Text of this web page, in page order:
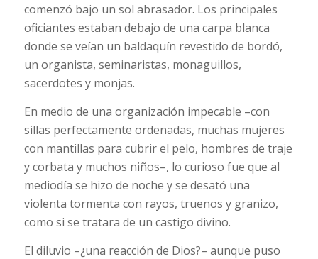
comenzó bajo un sol abrasador. Los principales
oficiantes estaban debajo de una carpa blanca
donde se veían un baldaquín revestido de bordó,
un organista, seminaristas, monaguillos,
sacerdotes y monjas.
En medio de una organización impecable –con
sillas perfectamente ordenadas, muchas mujeres
con mantillas para cubrir el pelo, hombres de traje
y corbata y muchos niños–, lo curioso fue que al
mediodía se hizo de noche y se desató una
violenta tormenta con rayos, truenos y granizo,
como si se tratara de un castigo divino.
El diluvio –¿una reacción de Dios?– aunque puso